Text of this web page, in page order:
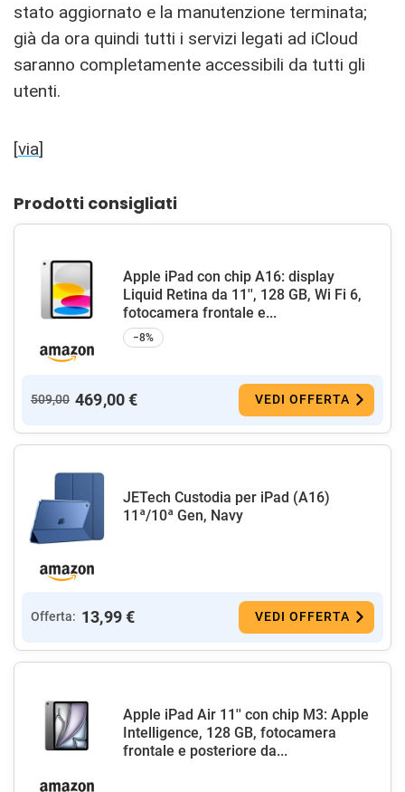
stato aggiornato e la manutenzione terminata;
già da ora quindi tutti i servizi legati ad iCloud
saranno completamente accessibili da tutti gli
utenti.
[via]
Prodotti consigliati
Apple iPad con chip A16: display
Liquid Retina da 11'', 128 GB, Wi Fi 6,
fotocamera frontale e...
−8%
509,00 469,00 € VEDI OFFERTA
JETech Custodia per iPad (A16)
11ª/10ª Gen, Navy
Offerta: 13,99 € VEDI OFFERTA
Apple iPad Air 11'' con chip M3: Apple
Intelligence, 128 GB, fotocamera
frontale e posteriore da...